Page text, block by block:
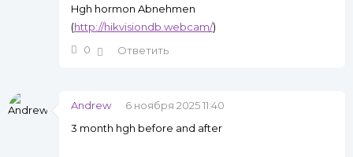
Hgh hormon Abnehmen
(http://hikvisiondb.webcam/)
0
Ответить
Andrew
6 ноября 2025 11:40
3 month hgh before and after